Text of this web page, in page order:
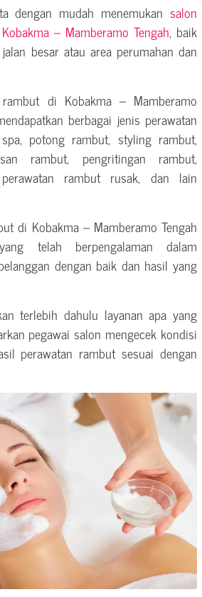
dengan mudah menemukan salon
– Mamberamo Tengah, baik
besar atau area perumahan dan
di Kobakma – Mamberamo
berbagai jenis perawatan
potong rambut, styling rambut,
rambut, pengritingan rambut,
rambut rusak, dan lain
di Kobakma – Mamberamo Tengah
telah berpengalaman dalam
dengan baik dan hasil yang
terlebih dahulu layanan apa yang
pegawai salon mengecek kondisi
perawatan rambut sesuai dengan